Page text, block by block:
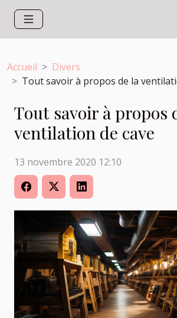
Accueil
Divers
Tout savoir à propos de la
Tout savoir à propos
ventilation de cave
13 novembre 2020 12:10